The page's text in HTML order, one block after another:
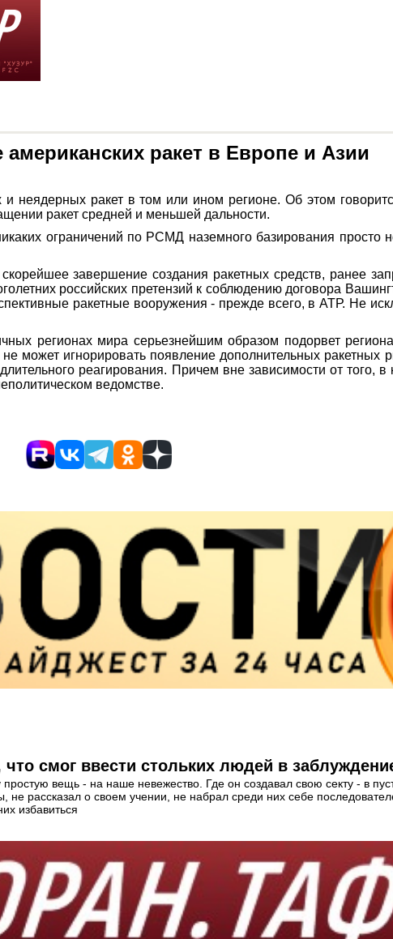
ракет в Европе и Азии
неядерных ракет в том или ином регионе. Об этом
ракет средней и меньшей дальности.
ограничений по РСМД наземного базирования просто
завершение создания ракетных средств, ранее
российских претензий к соблюдению договора
ракетные вооружения - прежде всего, в АТР. Не
регионах мира серьезнейшим образом подорвет
может игнорировать появление дополнительных ракетных
реагирования. Причем вне зависимости от того,
ведомстве.
смог ввести стольких людей в
вещь - на наше невежество. Где он создавал свою секту - в
рассказал о своем учении, не набрал среди них себе
избавиться